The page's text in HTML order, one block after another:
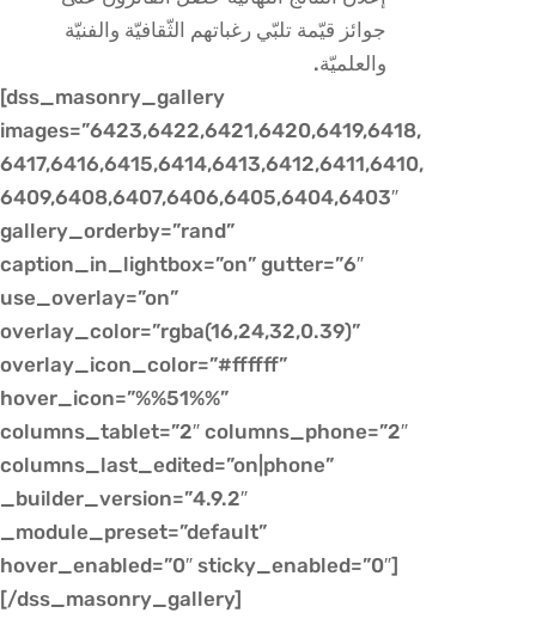
جوائز قيّمة تلبّي رغباتهم الثّقافيّة والفنيّة
والعلميّة.
[dss_masonry_gallery
images=”6423,6422,6421,6420,6419,6418,
6417,6416,6415,6414,6413,6412,6411,6410,
6409,6408,6407,6406,6405,6404,6403″
gallery_orderby=”rand”
caption_in_lightbox=”on” gutter=”6″
use_overlay=”on”
overlay_color=”rgba(16,24,32,0.39)”
overlay_icon_color=”#ffffff”
hover_icon=”%%51%%”
columns_tablet=”2″ columns_phone=”2″
columns_last_edited=”on|phone”
_builder_version=”4.9.2″
_module_preset=”default”
hover_enabled=”0″ sticky_enabled=”0″]
[/dss_masonry_gallery]